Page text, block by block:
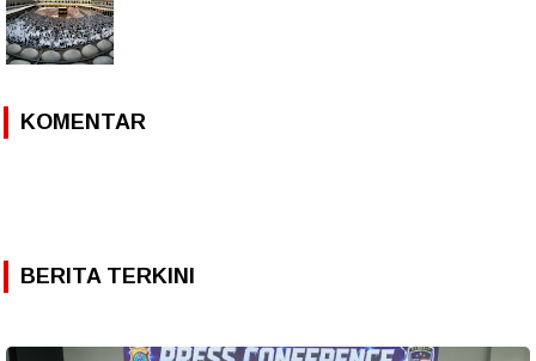
KOMENTAR
BERITA TERKINI